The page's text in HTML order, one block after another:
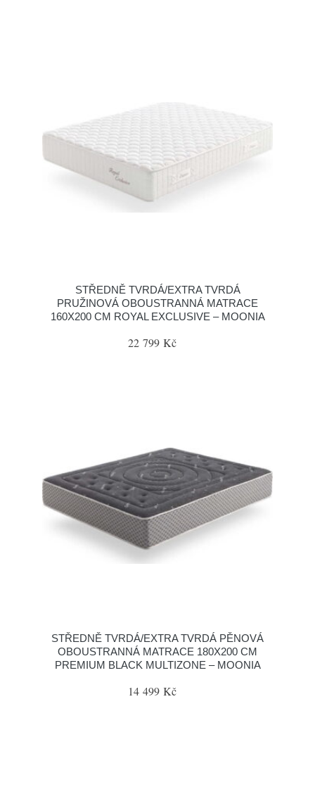
STŘEDNĚ TVRDÁ/EXTRA TVRDÁ
PRUŽINOVÁ OBOUSTRANNÁ MATRACE
160X200 CM ROYAL EXCLUSIVE – MOONIA
22 799 Kč
STŘEDNĚ TVRDÁ/EXTRA TVRDÁ PĚNOVÁ
OBOUSTRANNÁ MATRACE 180X200 CM
PREMIUM BLACK MULTIZONE – MOONIA
14 499 Kč